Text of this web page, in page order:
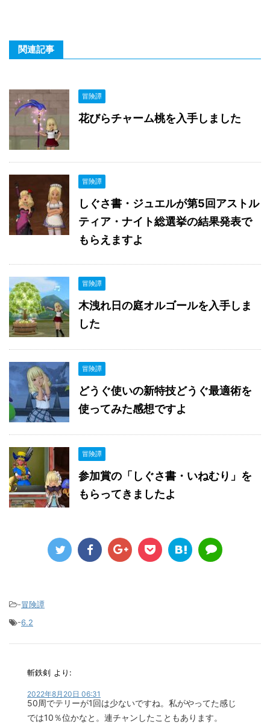
関連記事
冒険譚
花びらチャーム桃を入手しました
冒険譚
しぐさ書・ジュエルが第5回アストル
ティア・ナイト総選挙の結果発表で
もらえますよ
冒険譚
木洩れ日の庭オルゴールを入手しま
した
冒険譚
どうぐ使いの新特技どうぐ最適術を
使ってみた感想ですよ
冒険譚
参加賞の「しぐさ書・いねむり」を
もらってきましたよ
-冒険譚
-6.2
斬鉄剣 より:
2022年8月20日 06:31
50周でテリーが1回は少ないですね。私がやってた感じ
では10％位かなと。連チャンしたこともあります。